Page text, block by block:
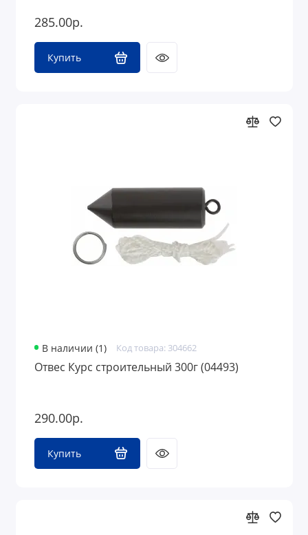
285.00р.
Купить
В наличии (1) Код товара: 304662
Отвес Курс строительный 300г (04493)
290.00р.
Купить